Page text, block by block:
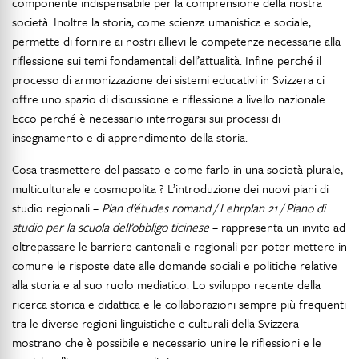
società. Inoltre la storia, come scienza umanistica e sociale,
permette di fornire ai nostri allievi le competenze necessarie alla
riflessione sui temi fondamentali dell’attualità. Infine perché il
processo di armonizzazione dei sistemi educativi in Svizzera ci
offre uno spazio di discussione e riflessione a livello nazionale.
Ecco perché è necessario interrogarsi sui processi di
insegnamento e di apprendimento della storia.
Cosa trasmettere del passato e come farlo in una società plurale,
multiculturale e cosmopolita ? L’introduzione dei nuovi piani di
studio regionali – Plan d’études romand / Lehrplan 21 / Piano di
studio per la scuola dell’obbligo ticinese– rappresenta un invito ad
oltrepassare le barriere cantonali e regionali per poter mettere in
comune le risposte date alle domande sociali e politiche relative
alla storia e al suo ruolo mediatico. Lo sviluppo recente della
ricerca storica e didattica e le collaborazioni sempre più frequenti
tra le diverse regioni linguistiche e culturali della Svizzera
mostrano che è possibile e necessario unire le riflessioni e le